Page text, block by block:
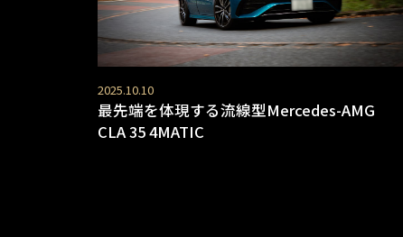
2025.10.10
最先端を体現する流線型Mercedes-AMG
CLA 35 4MATIC